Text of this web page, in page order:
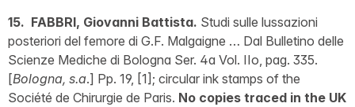
15. FABBRI, Giovanni Battista. Studi sulle lussazioni
posteriori del femore di G.F. Malgaigne … Dal Bulletino delle
Scienze Mediche di Bologna Ser. 4a Vol. IIo, pag. 335.
[Bologna, s.a.] Pp. 19, [1]; circular ink stamps of the
Société de Chirurgie de Paris. No copies traced in the UK